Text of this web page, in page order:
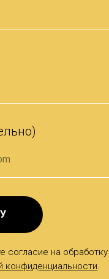
согласие на
конфиденциальности.